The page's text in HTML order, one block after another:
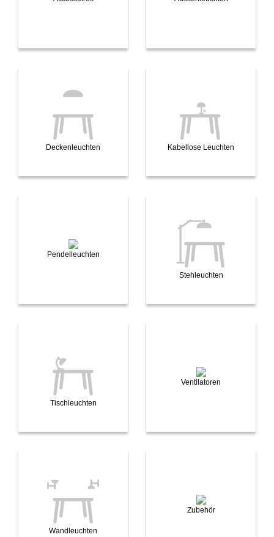
Deckenleuchten Kabellose Leuchten
Pendelleuchten
Stehleuchten
Tischleuchten
Ventilatoren
Wandleuchten
Zubehör